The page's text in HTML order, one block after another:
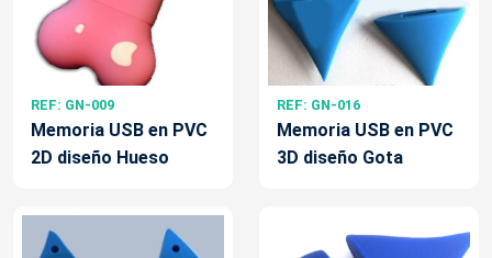
REF: GN-009
Memoria USB en PVC
2D diseño Hueso
REF: GN-016
Memoria USB en PVC
3D diseño Gota